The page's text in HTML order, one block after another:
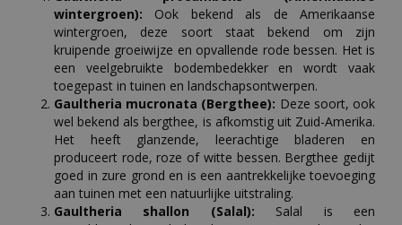
wintergroen): Ook bekend als de Amerikaanse
wintergroen, deze soort staat bekend om zijn
kruipende groeiwijze en opvallende rode bessen. Het is
een veelgebruikte bodembedekker en wordt vaak
toegepast in tuinen en landschapsontwerpen.
Gaultheria mucronata (Bergthee): Deze soort, ook
wel bekend als bergthee, is afkomstig uit Zuid-Amerika.
Het heeft glanzende, leerachtige bladeren en
produceert rode, roze of witte bessen. Bergthee gedijt
goed in zure grond en is een aantrekkelijke toevoeging
aan tuinen met een natuurlijke uitstraling.
Gaultheria shallon (Salal): Salal is een